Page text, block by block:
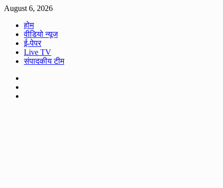
Skip
content
August 6, 2026
होम
वीडियो न्यूज
ई-पेपर
Live TV
संपादकीय टीम